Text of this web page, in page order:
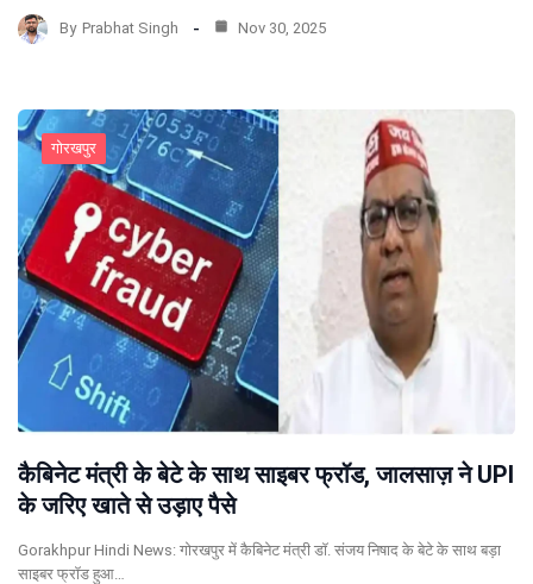
By Prabhat Singh Nov 30, 2025
गोरखपुर
कैबिनेट मंत्री के बेटे के साथ साइबर फ्रॉड, जालसाज़ ने UPI
के जरिए खाते से उड़ाए पैसे
Gorakhpur Hindi News: गोरखपुर में कैबिनेट मंत्री डॉ. संजय निषाद के बेटे के साथ बड़ा
साइबर फ्रॉड हुआ…